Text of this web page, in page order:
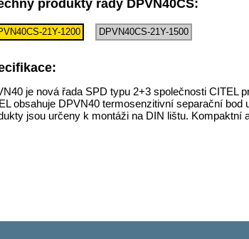
produkty řady DPVN40CS:
21Y-1200 DPVN40CS-21Y-1500
je nová řada SPD typu 2+3 společnosti CITEL
obsahuje DPVN40 termosenzitivní separační
jsou určeny k montáži na DIN lištu. Kompaktní